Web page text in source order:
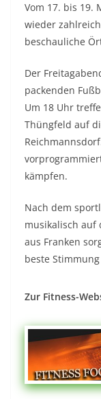
Vom 17. bis 19.
wieder
beschauliche
Der
packenden
Um 18 Uhr
Thüngfeld auf
kämpfen.
Nach dem
musikalisch auf
aus Franken
beste
Zur Fitness-